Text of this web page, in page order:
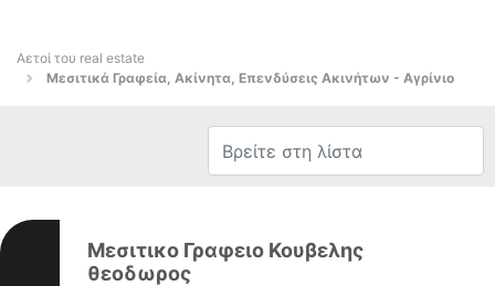
Αετοί του real estate
Μεσιτικά Γραφεία, Ακίνητα, Επενδύσεις Ακινήτων - Αγρίνιο
Μεσιτικο Γραφειο Κουβελης
θεοδωρος